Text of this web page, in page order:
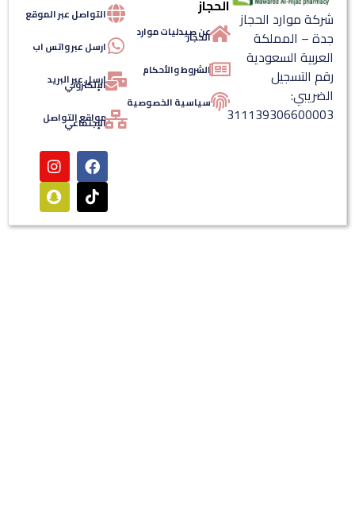
شركة موارد الحجاز
جدة – المملكة
العربية السعودية
رقم التسجيل
الضريبي:
311139306600003
الحجاز
عن صيدليات موارد
الحجاز
الشروط والأحكام
سياسية الخصوصية
التواصل عبر الموقع
ارسل عبر واتس اب
ارسل عبر البريد
الإلكتروني
مواقع التواصل
الإجتماعي